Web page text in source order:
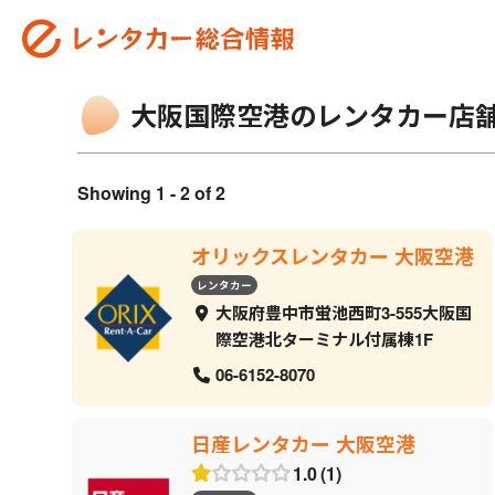
大阪国際空港のレンタカー店
Showing 1 - 2 of 2
オリックスレンタカー 大阪空港
レンタカー
大阪府豊中市蛍池西町3-555大阪国
際空港北ターミナル付属棟1F
06-6152-8070
日産レンタカー 大阪空港
1.0 1